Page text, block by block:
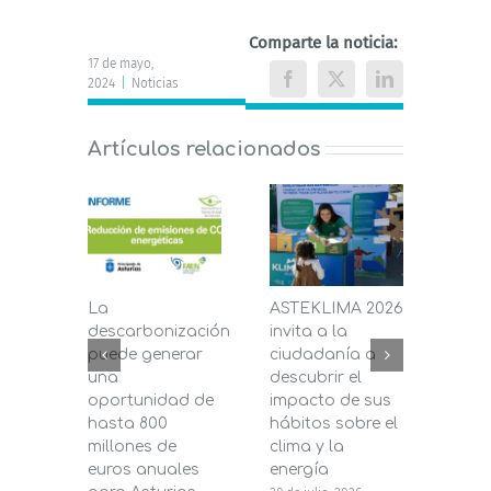
17 de mayo,
2024
Noticias
Comparte la noticia:
Facebook
X LinkedIn
Artículos relacionados
La
descarbonización
puede generar
una
oportunidad de
hasta 800
millones de
euros anuales
ASTEKLIMA 2026
invita a la
ciudadanía a
descubrir el
impacto de sus
hábitos sobre el
clima y la
energía